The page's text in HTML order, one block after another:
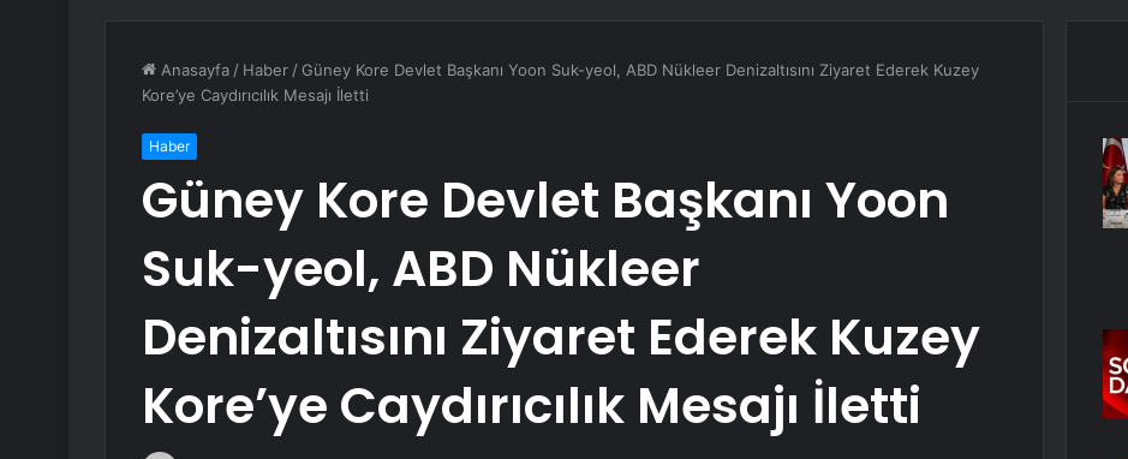
Anasayfa / Haber / Güney Kore Devlet Başkanı Yoon Suk-yeol, ABD Nükleer Denizaltısını Ziyaret Ederek Kuzey
Kore’ye Caydırıcılık Mesajı İletti
Haber
Güney Kore Devlet Başkanı Yoon
Suk-yeol, ABD Nükleer
Denizaltısını Ziyaret Ederek Kuzey
Kore’ye Caydırıcılık Mesajı İletti